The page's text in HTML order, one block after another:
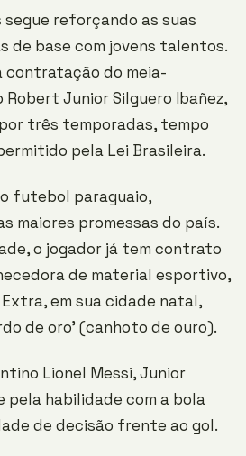
segue reforçando as suas
de base com jovens talentos.
contratação do meia-
Junior Silguero Ibañez,
três temporadas, tempo
pela Lei Brasileira.
futebol paraguaio,
maiores promessas do país.
o jogador já tem contrato
de material esportivo,
em sua cidade natal,
de oro’ (canhoto de ouro).
Lionel Messi, Junior
pela habilidade com a bola
de decisão frente ao gol.